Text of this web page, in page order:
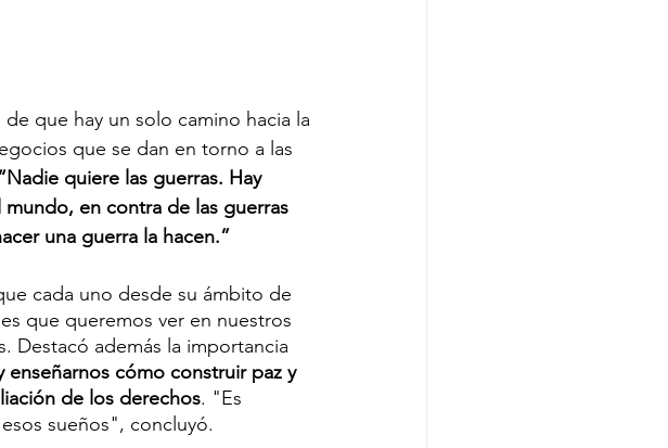
que hay un solo camino hacia la
que se dan en torno a las
quiere las guerras. Hay
en contra de las guerras
una guerra la hacen.”
cada uno desde su ámbito de
que queremos ver en nuestros
Destacó además la importancia
enseñarnos cómo construir paz y
de los derechos. "Es
sueños", concluyó.